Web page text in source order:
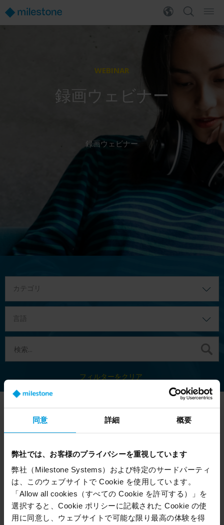
同意 詳細 概要
弊社では、お客様のプライバシーを重視しています
弊社（Milestone Systems）および特定のサードパーティ
は、このウェブサイトで Cookie を使用しています。
「Allow all cookies（すべての Cookie を許可する）」を
選択すると、Cookie ポリシーに記載された Cookie の使
用に同意し、ウェブサイトで可能な限り最高の体験を得
WEBINAR
録画ウェビナー
録画ウェビナー
カテゴリ
言語
フィルターをクリア
ウェビナー
Twenty Minutes For
Excellence: Bringing On-
Awareness to Your
コマーシャ
English
What's New? Latest
Features in Milestone
XProtect 2026 R1
製品リリース
English